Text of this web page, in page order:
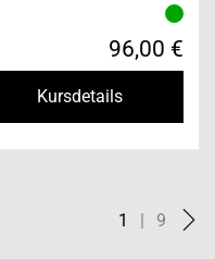
96,00 €
Kursdetails
1 | 9